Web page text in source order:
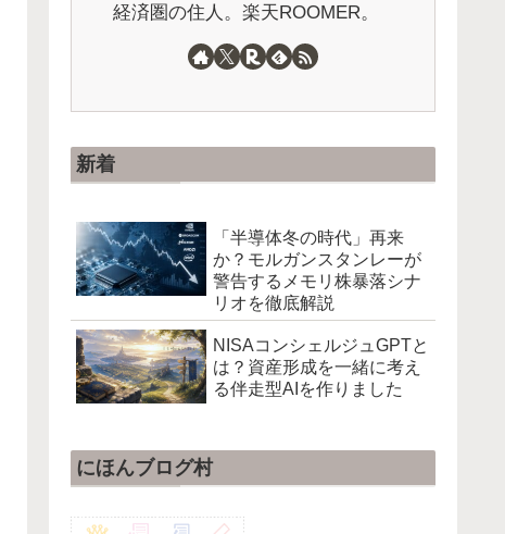
経済圏の住人。楽天ROOMER。
新着
「半導体冬の時代」再来
か？モルガンスタンレーが
警告するメモリ株暴落シナ
リオを徹底解説
NISAコンシェルジュGPTと
は？資産形成を一緒に考え
る伴走型AIを作りました
にほんブログ村